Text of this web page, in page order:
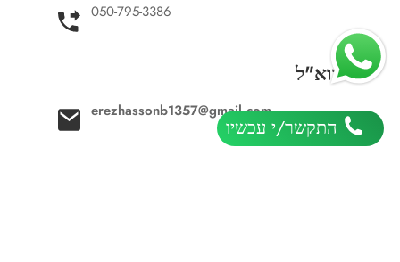
050-795-3386
דוא"ל
erezhassonb1357@gmail.com
התקשר/י עכשיו